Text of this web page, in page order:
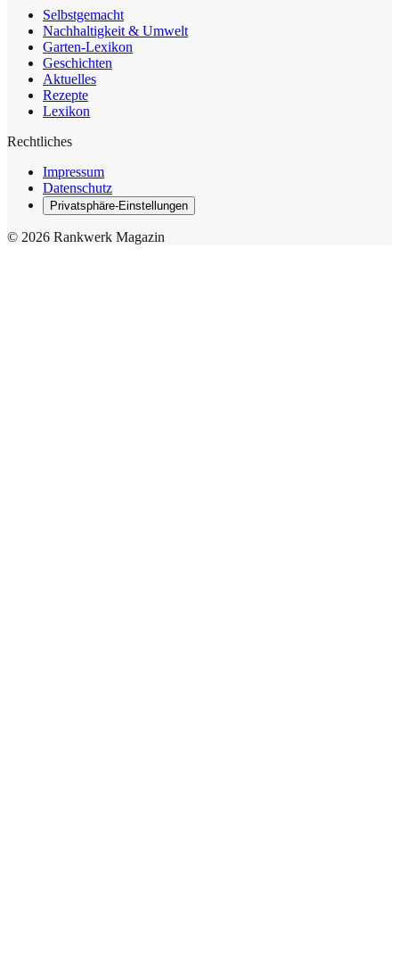
Selbstgemacht
Nachhaltigkeit & Umwelt
Garten-Lexikon
Geschichten
Aktuelles
Rezepte
Lexikon
Rechtliches
Impressum
Datenschutz
Privatsphäre-Einstellungen
© 2026 Rankwerk Magazin